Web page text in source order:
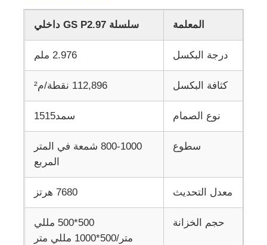
المعلمة سلسلة GS P2.97 داخلي
درجة البكسل 2.976 ملم
كثافة البكسل 112,896 نقطة/م²
نوع الصمام سمد1515
سطوع
800-1000 شمعة في المتر
المربع
معدل التحديث 7680 هرتز
حجم الخزانة
500*500 مللي
متر/500*1000 مللي متر